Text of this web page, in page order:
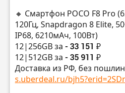
🔸 Смартфон POCO F8 Pro
120Гц, Snapdragon 8 Elite,
IP68, 6210мАч, 100Вт)
12|256GB за - 33 151 ₽
12|512GB за - 35 911 ₽
Доставка из РФ, без
s.uberdeal.ru/